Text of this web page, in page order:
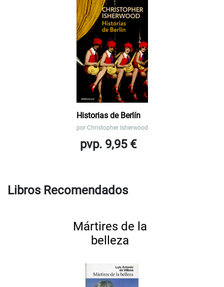
Historias de Berlín
por Christopher Isherwood
pvp. 9,95 €
Libros Recomendados
Mártires de la
belleza